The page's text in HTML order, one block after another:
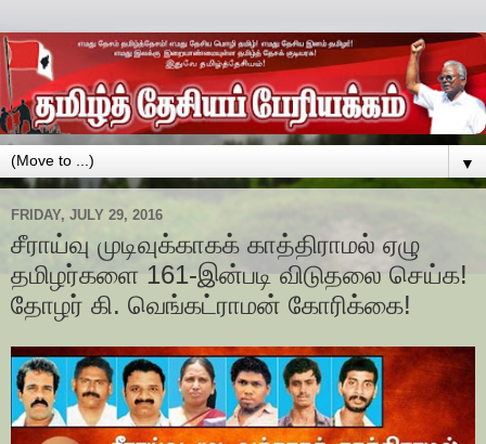
▼
FRIDAY, JULY 29, 2016
சீராய்வு முடிவுக்காகக் காத்திராமல் ஏழு
தமிழர்களை 161-இன்படி விடுதலை செய்க!
தோழர் கி. வெங்கட்ராமன் கோரிக்கை!